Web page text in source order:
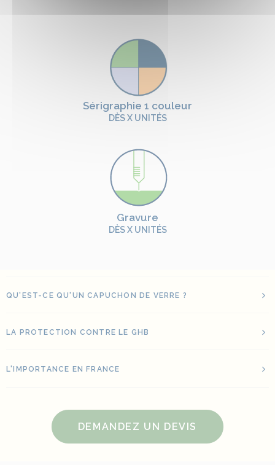
Sérigraphie 1 couleur
DÈS X UNITÉS
Gravure
DÈS X UNITÉS
QU'EST-CE QU'UN CAPUCHON DE VERRE ?
LA PROTECTION CONTRE LE GHB
L'IMPORTANCE EN FRANCE
DEMANDEZ UN DEVIS